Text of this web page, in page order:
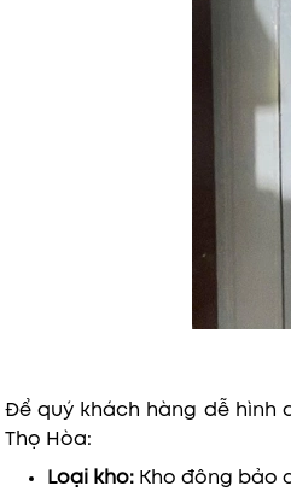
Để quý khách hàng dễ hình
Thọ Hòa:
Loại kho: Kho đông bảo